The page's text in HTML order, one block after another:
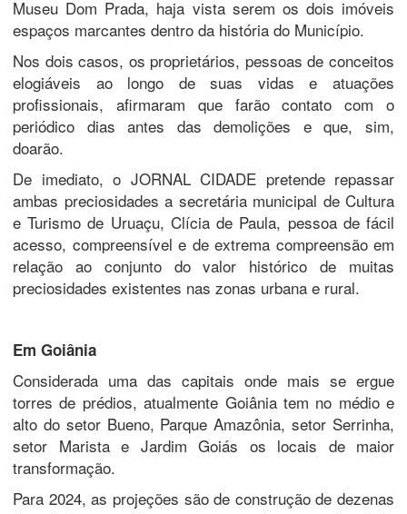
Museu Dom Prada, haja vista serem os dois imóveis
espaços marcantes dentro da história do Município.
Nos dois casos, os proprietários, pessoas de conceitos
elogiáveis ao longo de suas vidas e atuações
profissionais, afirmaram que farão contato com o
periódico dias antes das demolições e que, sim,
doarão.
De imediato, o JORNAL CIDADE pretende repassar
ambas preciosidades a secretária municipal de Cultura
e Turismo de Uruaçu, Clícia de Paula, pessoa de fácil
acesso, compreensível e de extrema compreensão em
relação ao conjunto do valor histórico de muitas
preciosidades existentes nas zonas urbana e rural.
Em Goiânia
Considerada uma das capitais onde mais se ergue
torres de prédios, atualmente Goiânia tem no médio e
alto do setor Bueno, Parque Amazônia, setor Serrinha,
setor Marista e Jardim Goiás os locais de maior
transformação.
Para 2024, as projeções são de construção de dezenas